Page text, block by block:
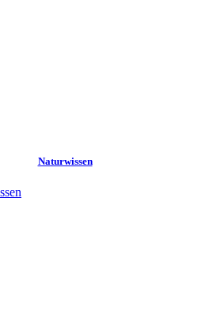
Naturwissen